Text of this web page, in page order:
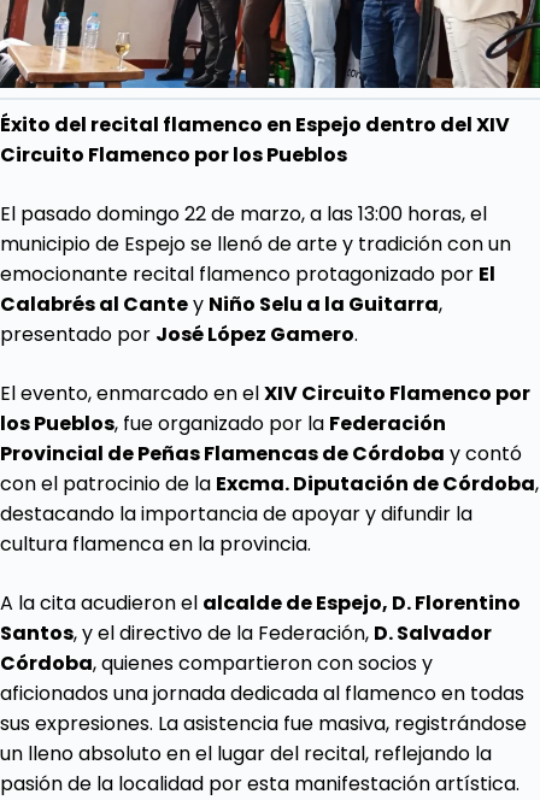
Éxito del recital flamenco en Espejo dentro del XIV
Circuito Flamenco por los Pueblos
El pasado domingo 22 de marzo, a las 13:00 horas, el
municipio de Espejo se llenó de arte y tradición con un
emocionante recital flamenco protagonizado por El
Calabrés al Cantey Niño Selu a la Guitarra,
presentado por José López Gamero.
El evento, enmarcado en elXIV Circuito Flamenco por
los Pueblos, fue organizado por la Federación
Provincial de Peñas Flamencas de Córdoba y contó
con el patrocinio de la Excma. Diputación de Córdoba,
destacando la importancia de apoyar y difundir la
cultura flamenca en la provincia.
A la cita acudieron el alcalde de Espejo, D. Florentino
Santos, y el directivo de la Federación, D. Salvador
Córdoba, quienes compartieron con socios y
aficionados una jornada dedicada al flamenco en todas
sus expresiones. La asistencia fue masiva, registrándose
un lleno absoluto en el lugar del recital, reflejando la
pasión de la localidad por esta manifestación artística.